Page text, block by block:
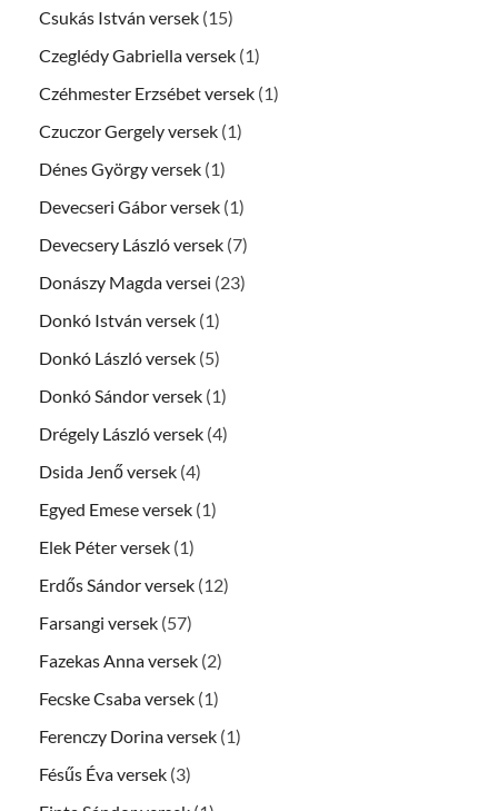
Csukás István versek (15)
Czeglédy Gabriella versek (1)
Czéhmester Erzsébet versek (1)
Czuczor Gergely versek (1)
Dénes György versek (1)
Devecseri Gábor versek (1)
Devecsery László versek (7)
Donászy Magda versei (23)
Donkó István versek (1)
Donkó László versek (5)
Donkó Sándor versek (1)
Drégely László versek (4)
Dsida Jenő versek (4)
Egyed Emese versek (1)
Elek Péter versek (1)
Erdős Sándor versek (12)
Farsangi versek (57)
Fazekas Anna versek (2)
Fecske Csaba versek (1)
Ferenczy Dorina versek (1)
Fésűs Éva versek (3)